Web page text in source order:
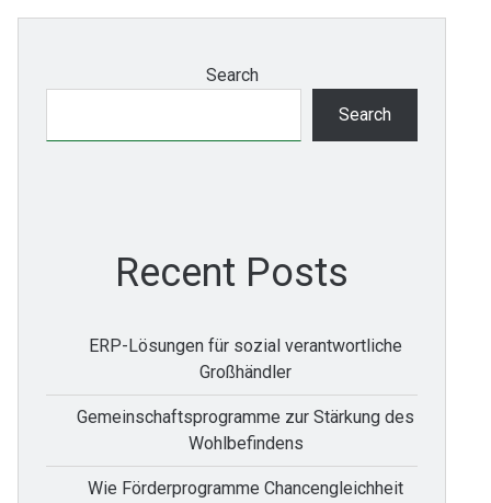
Search
Search
Recent Posts
ERP-Lösungen für sozial verantwortliche
Großhändler
Gemeinschaftsprogramme zur Stärkung des
Wohlbefindens
Wie Förderprogramme Chancengleichheit